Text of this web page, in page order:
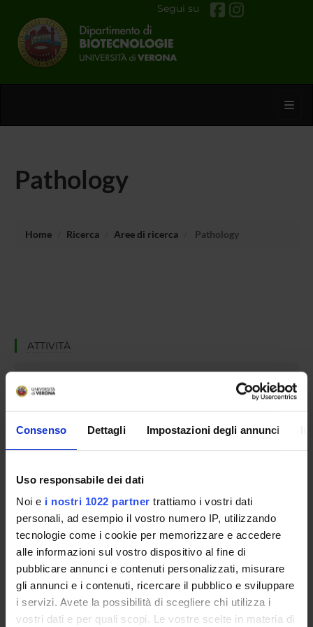
Consenso Dettagli Impostazioni degli annunci
Uso responsabile dei dati
Noi e i nostri 1022 partner trattiamo i vostri dati
personali, ad esempio il vostro numero IP, utilizzando
tecnologie come i cookie per memorizzare e accedere
alle informazioni sul vostro dispositivo al fine di
pubblicare annunci e contenuti personalizzati, misurare
gli annunci e i contenuti, ricercare il pubblico e sviluppare
i servizi. Avete la possibilità di scegliere chi utilizza i
vostri dati e per quali scopi. Le vostre scelte in materia di
Segui su
Pathology
Home Ricerca Aree di ricerca Pathology
ATTIVITÀ
AREE DI RICERCA
DOTTORATI DI RICERCA
BIBLIOTECHE
SPIN OFF E AZIENDE
Contatti
Persone
Luoghi